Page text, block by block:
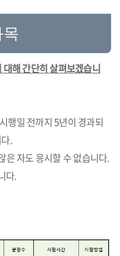
대해 간단히 살펴보겠습니
행일 전까지 5년이 경과되
.
은 자도 응시할 수 없습니다.
다.